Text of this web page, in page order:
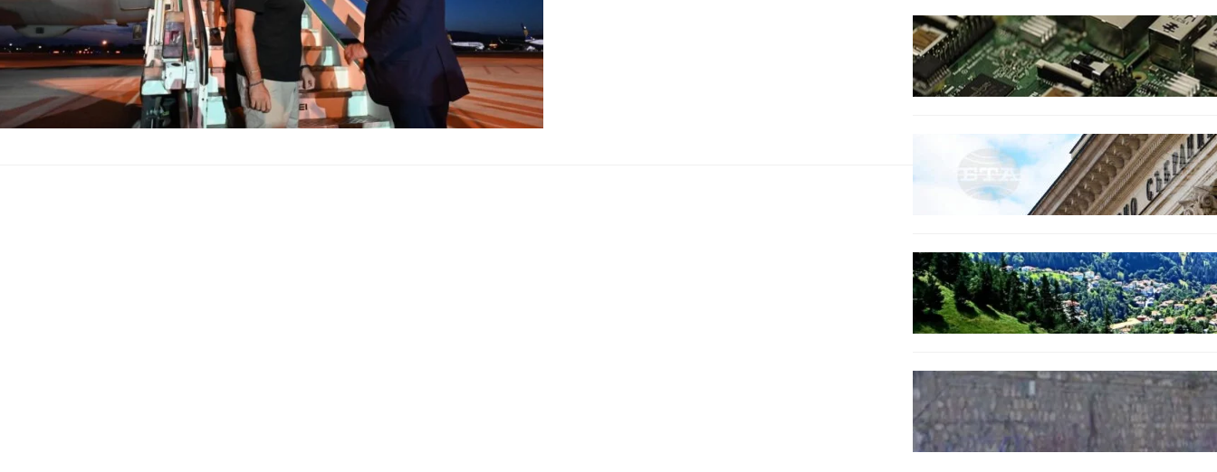
ИКОНОМИКА
Кои българи се осигуряват на
новия таван от 2300 евро.
БЕЗ КАТЕГОРИЯ
Дрон се взриви край Кардам:
България търси отговори за
произхода му.
БЪЛГАРИЯ
Полицията алармира за нова
схема с фалшиви лечители и
„вълшебни“ мехлеми
БЪЛГАРИЯ
Ограничават движението по
улица „Вълноломна“ във Варна